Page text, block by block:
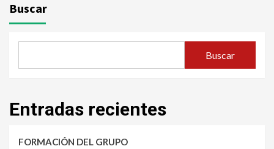
Buscar
Buscar
Entradas recientes
FORMACIÓN DEL GRUPO